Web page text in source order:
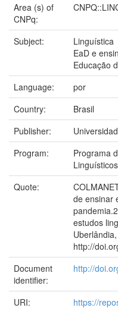
Area (s) of
CNPq:
Subject:
Linguística
EaD e
Educação
Language:
por
Country:
Brasil
Publisher:
Program:
Programa
Linguísticos
Quote:
de ensinar
estudos
http://
Document
identifier:
http://
URI:
https://